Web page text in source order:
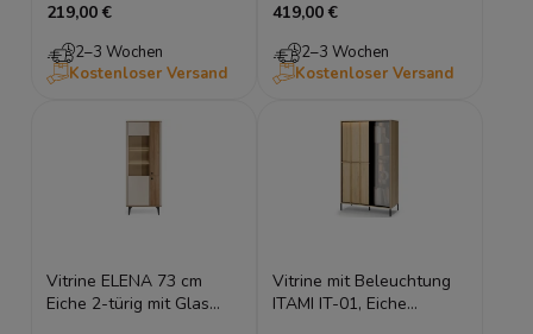
Fischgrät-Design
219,00 €
2–3 Wochen
Kostenloser Versand
Rauchglas inkl. LED
419,00 €
2–3 Wochen
Kostenloser Versand
Vitrine ELENA 73 cm
Eiche 2-türig mit Glas
Vitrine mit Beleuchtung
ITAMI IT-01, Eiche